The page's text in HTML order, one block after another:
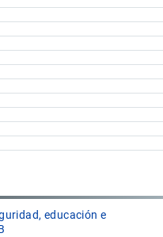
educación e